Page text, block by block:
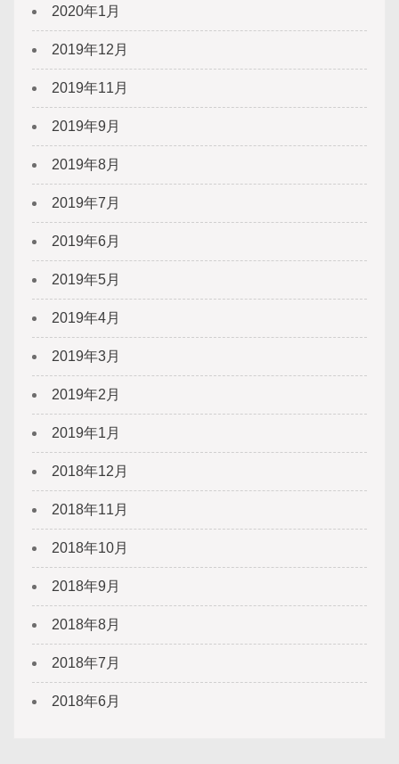
2020年1月
2019年12月
2019年11月
2019年9月
2019年8月
2019年7月
2019年6月
2019年5月
2019年4月
2019年3月
2019年2月
2019年1月
2018年12月
2018年11月
2018年10月
2018年9月
2018年8月
2018年7月
2018年6月